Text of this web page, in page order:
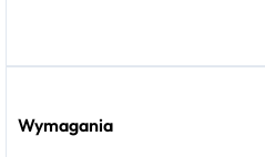
Wymagania